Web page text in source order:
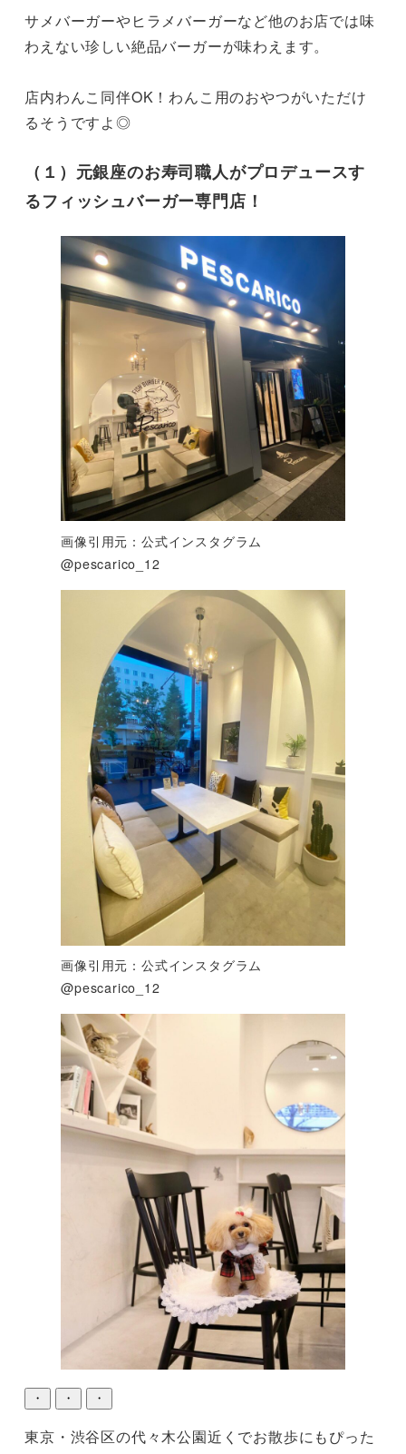
サメバーガーやヒラメバーガーなど他のお店では味
わえない珍しい絶品バーガーが味わえます。
店内わんこ同伴OK！わんこ用のおやつがいただけ
るそうですよ◎
（１）元銀座のお寿司職人がプロデュースす
るフィッシュバーガー専門店！
画像引用元：公式インスタグラム
@pescarico_12
画像引用元：公式インスタグラム
@pescarico_12
・ ・ ・
東京・渋谷区の代々木公園近くでお散歩にもぴった